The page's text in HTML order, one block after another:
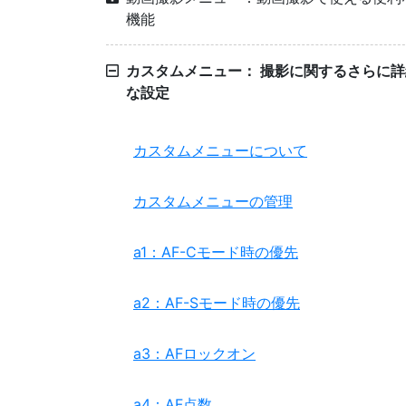
機能
カスタムメニュー： 撮影に関するさらに
な設定
カスタムメニューについて
カスタムメニューの管理
a1：AF-Cモード時の優先
a2：AF-Sモード時の優先
a3：AFロックオン